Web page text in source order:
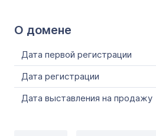
О домене
Дата первой регистрации
Дата регистрации
Дата выставления на продажу